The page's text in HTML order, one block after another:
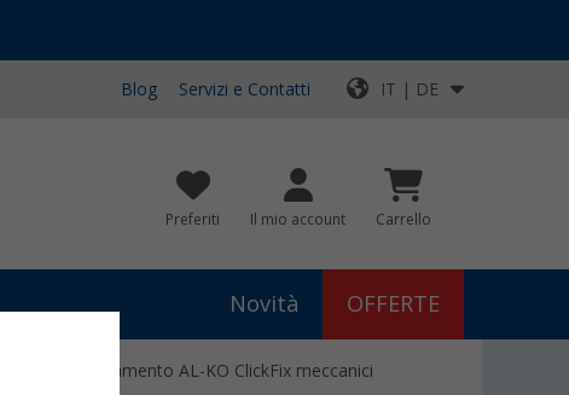
Blog Servizi e Contatti IT | DE
Preferiti Il mio account Carrello
Novità OFFERTE
di stazionamento AL-KO ClickFix meccanici